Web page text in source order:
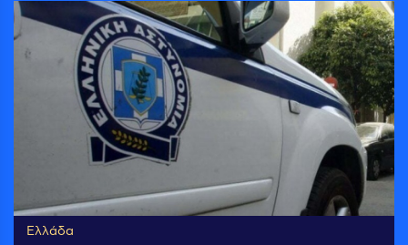
Ελλάδα